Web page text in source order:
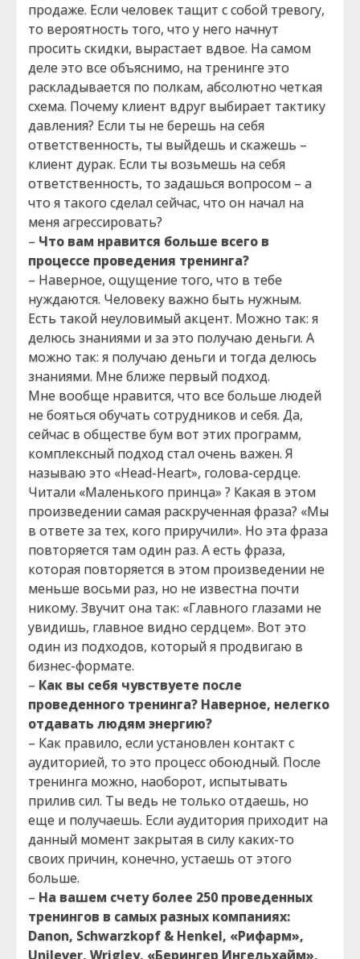
продаже. Если человек тащит с собой тревогу,
то вероятность того, что у него начнут
просить скидки, вырастает вдвое. На самом
деле это все объяснимо, на тренинге это
раскладывается по полкам, абсолютно четкая
схема. Почему клиент вдруг выбирает тактику
давления? Если ты не берешь на себя
ответственность, ты выйдешь и скажешь –
клиент дурак. Если ты возьмешь на себя
ответственность, то задашься вопросом – а
что я такого сделал сейчас, что он начал на
меня агрессировать?
– Что вам нравится больше всего в
процессе проведения тренинга?
– Наверное, ощущение того, что в тебе
нуждаются. Человеку важно быть нужным.
Есть такой неуловимый акцент. Можно так: я
делюсь знаниями и за это получаю деньги. А
можно так: я получаю деньги и тогда делюсь
знаниями. Мне ближе первый подход.
Мне вообще нравится, что все больше людей
не бояться обучать сотрудников и себя. Да,
сейчас в обществе бум вот этих программ,
комплексный подход стал очень важен. Я
называю это «Head-Heart», голова-сердце.
Читали «Маленького принца» ? Какая в этом
произведении самая раскрученная фраза? «Мы
в ответе за тех, кого приручили». Но эта фраза
повторяется там один раз. А есть фраза,
которая повторяется в этом произведении не
меньше восьми раз, но не известна почти
никому. Звучит она так: «Главного глазами не
увидишь, главное видно сердцем». Вот это
один из подходов, который я продвигаю в
бизнес-формате.
– Как вы себя чувствуете после
проведенного тренинга? Наверное, нелегко
отдавать людям энергию?
– Как правило, если установлен контакт с
аудиторией, то это процесс обоюдный. После
тренинга можно, наоборот, испытывать
прилив сил. Ты ведь не только отдаешь, но
еще и получаешь. Если аудитория приходит на
данный момент закрытая в силу каких-то
своих причин, конечно, устаешь от этого
больше.
– На вашем счету более 250 проведенных
тренингов в самых разных компаниях:
Danon, Schwarzkopf & Henkel, «Рифарм»,
Unilever, Wrigley, «Берингер Ингельхайм»,